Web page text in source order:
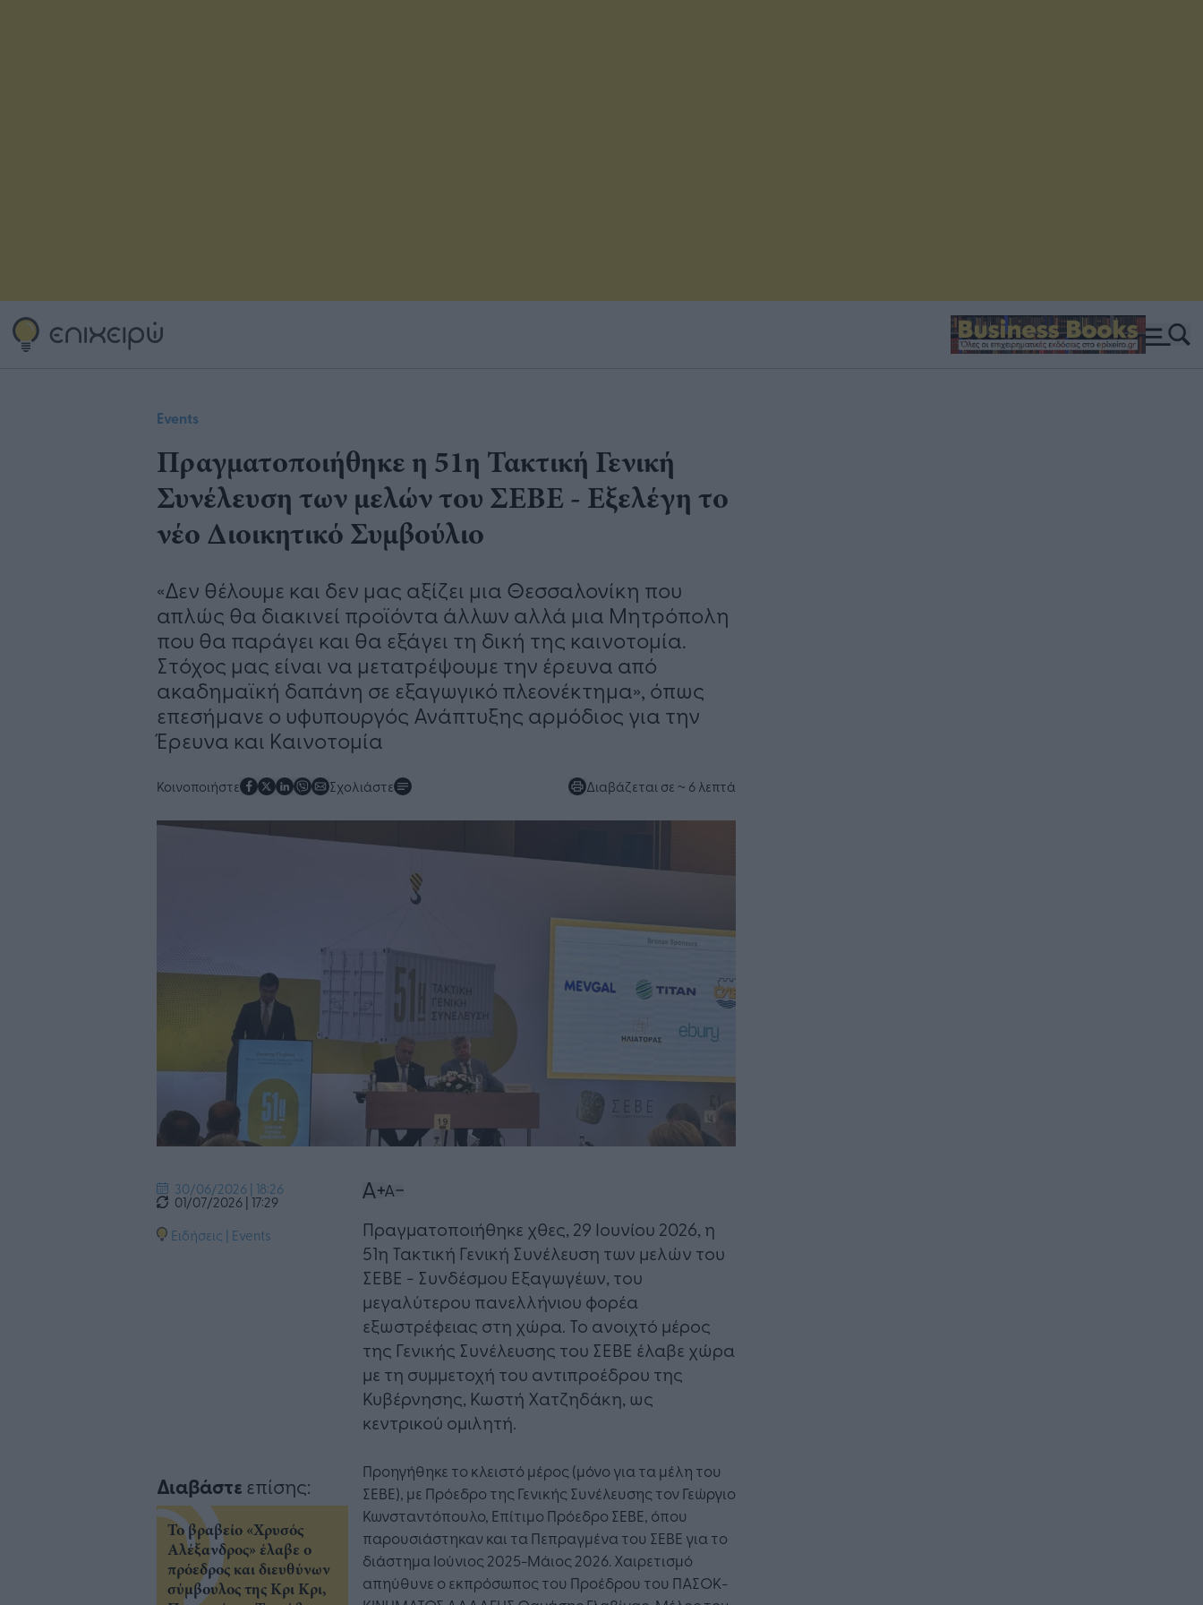
Events
Πραγματοποιήθηκε η 51η Τακτική Γενική
Συνέλευση των μελών του ΣΕΒΕ - Εξελέγη το
νέο Διοικητικό Συμβούλιο
«Δεν θέλουμε και δεν μας αξίζει μια Θεσσαλονίκη που
απλώς θα διακινεί προϊόντα άλλων αλλά μια Μητρόπολη
που θα παράγει και θα εξάγει τη δική της καινοτομία.
Στόχος μας είναι να μετατρέψουμε την έρευνα από
ακαδημαϊκή δαπάνη σε εξαγωγικό πλεονέκτημα», όπως
επεσήμανε ο υφυπουργός Ανάπτυξης αρμόδιος για την
Έρευνα και Καινοτομία
Κοινοποιήστε Σχολιάστε Διαβάζεται σε ~ 6 λεπτά
30/06/2026 | 18:26
01/07/2026 | 17:29
Ειδήσεις | Events
Πραγματοποιήθηκε χθες, 29 Ιουνίου 2026, η
51η Τακτική Γενική Συνέλευση των μελών του
ΣΕΒΕ - Συνδέσμου Εξαγωγέων, του
μεγαλύτερου πανελλήνιου φορέα
εξωστρέφειας στη χώρα. Το ανοιχτό μέρος
της Γενικής Συνέλευσης του ΣΕΒΕ έλαβε χώρα
με τη συμμετοχή του αντιπροέδρου της
Κυβέρνησης, Κωστή Χατζηδάκη, ως
κεντρικού ομιλητή.
Προηγήθηκε το κλειστό μέρος (μόνο για τα μέλη του
ΣΕΒΕ), με Πρόεδρο της Γενικής Συνέλευσης τον Γεώργιο
Κωνσταντόπουλο, Επίτιμο Πρόεδρο ΣΕΒΕ, όπου
παρουσιάστηκαν και τα Πεπραγμένα του ΣΕΒΕ για το
διάστημα Ιούνιος 2025-Μάιος 2026. Χαιρετισμό
απηύθυνε ο εκπρόσωπος του Προέδρου του ΠΑΣΟΚ-
Διαβάστε επίσης:
Το βραβείο «Χρυσός
Αλέξανδρος» έλαβε ο
πρόεδρος και διευθύνων
σύμβουλος της Κρι Κρι,